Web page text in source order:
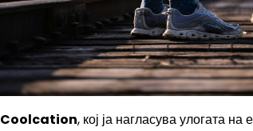
Coolcation, кој ја нагласува улогата